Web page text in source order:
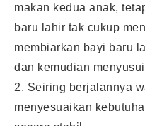
makan kedua anak,
baru lahir tak cukup
membiarkan bayi baru
dan kemudian
2. Seiring berjalannya
menyesuaikan